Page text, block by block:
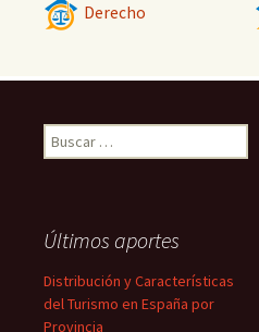
Derecho
Buscar:
Últimos aportes
Distribución y Características
del Turismo en España por
Provincia